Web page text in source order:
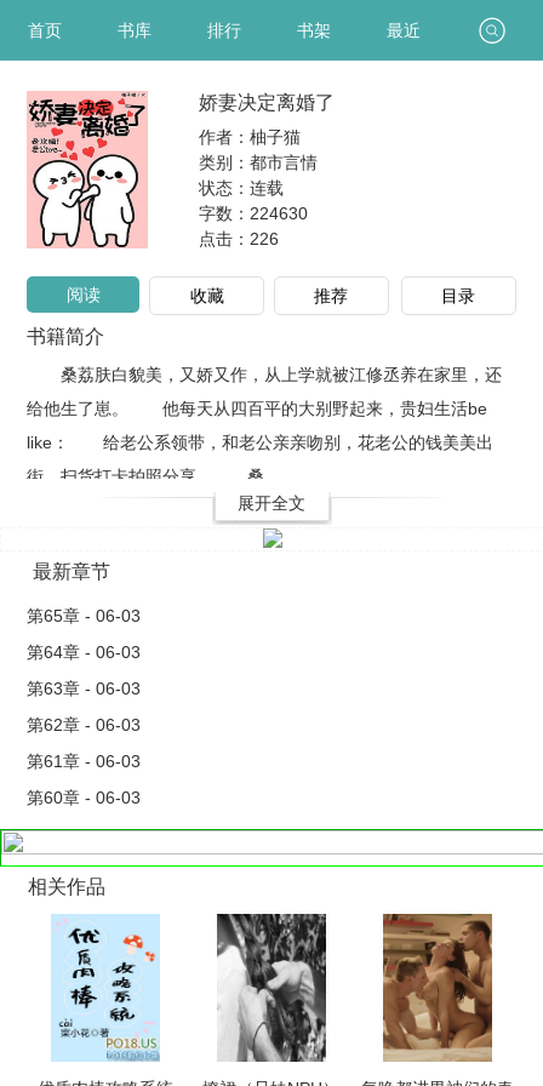
首页 书库 排行 书架 最近
娇妻决定离婚了
作者：柚子猫
类别：都市言情
状态：连载
字数：224630
点击： 226
阅读 收藏 推荐 目录
书籍简介
桑荔肤白貌美，又娇又作，从上学就被江修丞养在家里，还
给他生了崽。 他每天从四百平的大别野起来，贵妇生活be
like： 给老公系领带，和老公亲亲吻别，花老公的钱美美出
街，扫货打卡拍照分享。 桑..
展开全文
最新章节
第65章 - 06-03
第64章 - 06-03
第63章 - 06-03
第62章 - 06-03
第61章 - 06-03
第60章 - 06-03
相关作品